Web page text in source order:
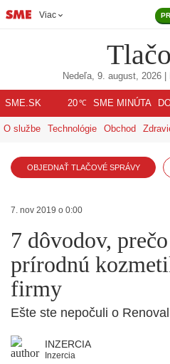
Viac
Nedeľa, 9. august, 2026
SME.SK 20℃ SME MINÚTA
O službe Technológie Obchod
OBJEDNAŤ TLAČOVÉ SPRÁVY
7. nov 2019 o 0:00
7 dôvodov,
prírodnú
firmy
Ešte ste nepočuli o
INZERCIA
Inzercia